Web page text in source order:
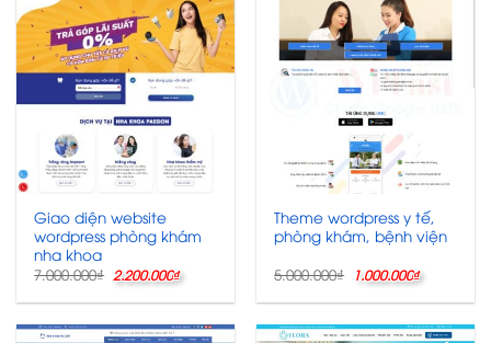
Giao diện website
wordpress phòng khám
nha khoa
7.000.000₫ Giá
gốc
là:
2.200.000₫Giá
hiện
tại
2.200.000₫.
Theme wordpress y tế,
phòng khám, bệnh viện
5.000.000₫ Giá
gốc
là:
1.000.000₫Giá
hiện
tại